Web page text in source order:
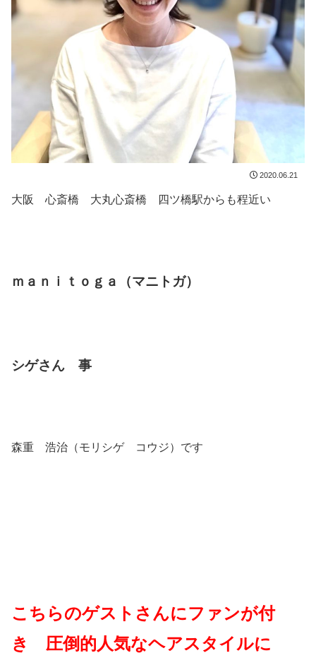
2020.06.21
大阪 心斎橋 大丸心斎橋 四ツ橋駅からも程近い
ｍａｎｉｔｏｇａ（マニトガ）
シゲさん 事
森重 浩治（モリシゲ コウジ）です
こちらのゲストさんにファンが付
き 圧倒的人気なヘアスタイルに